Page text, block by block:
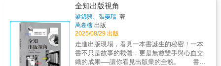
的地方之一是煤氣燈對書本有害影響的過時建
議。作者還向讀者讚揚用石棉爐保持書籍乾燥
和乾燥的優點。 除了這些建議外，還有一系列
有趣而令人恐懼的軼事，涉及各種書之大敵，
既有私人經驗，也有收集而來的軼事，以其出
版時間為幾個世紀前來看，雖然歷史悠久，卻
是一本充滿真知灼見的書。——Daran這本成於
店，也談及街頭小販與行動書車的樣貌。書店
既是文人匯聚之地，也以屢屢犯禁的選書品味
引領文化；作者認為最成功的書店不僅僅是賣
小說、非虛構和兒童文學，更是當地社群聚集
的場所，也因此，許多早期的獨立書店，反而
積極打造一個社交空間，並銷售各種可以賺錢
維持營運的「副業」，如咖啡、飲品、酒水、
館、新北市立圖書館與國立臺灣圖書館等五大
代表個案，深入剖析圖書館在面對數位韌性、
社區參與及治理創新中的角色轉化與制度實
踐。適合圖書館、公共行政、文化政策與永續
研究領域學者及實務工作者參考。
全知出版視角
梁錦興、張晏瑞 著
萬卷樓 出版
2025/08/29 出版
走進出版現場，看見一本書誕生的秘密！一本
書不只是故事的載體，更是無數雙手與心血交
織的成果──讓你看見出版業的全貌。 書頁